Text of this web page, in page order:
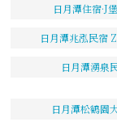
日月潭住宿·J
日月潭兆泓民宿
日月潭湧泉
日月潭松鶴園